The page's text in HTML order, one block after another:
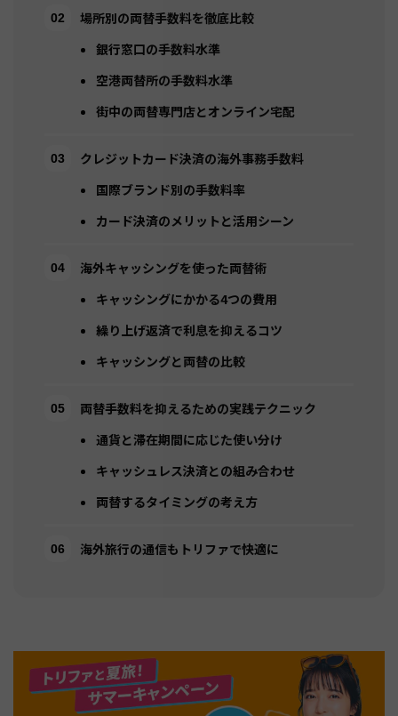
場所別の両替手数料を徹底比較
銀行窓口の手数料水準
空港両替所の手数料水準
街中の両替専門店とオンライン宅配
クレジットカード決済の海外事務手数料
国際ブランド別の手数料率
カード決済のメリットと活用シーン
海外キャッシングを使った両替術
キャッシングにかかる4つの費用
繰り上げ返済で利息を抑えるコツ
キャッシングと両替の比較
両替手数料を抑えるための実践テクニック
通貨と滞在期間に応じた使い分け
キャッシュレス決済との組み合わせ
両替するタイミングの考え方
海外旅行の通信もトリファで快適に